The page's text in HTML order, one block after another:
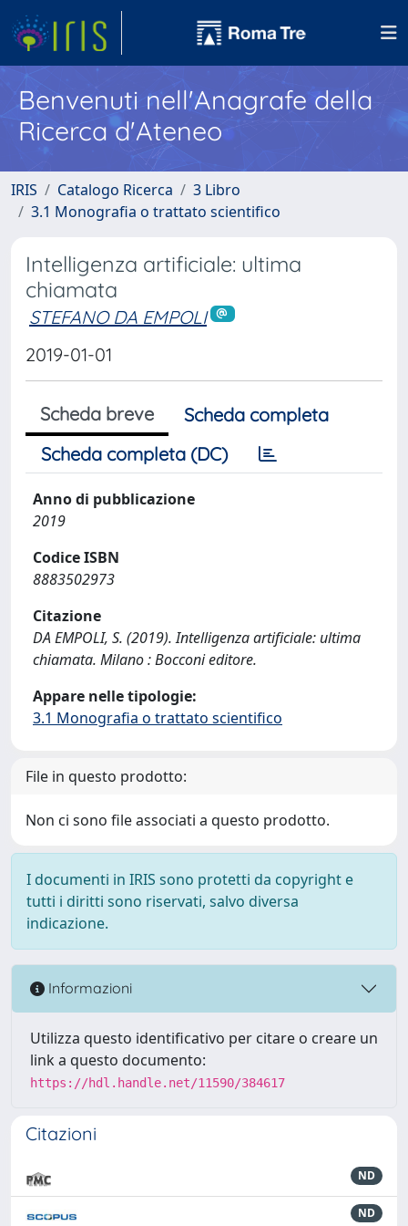
Benvenuti nell'Anagrafe della
Ricerca d'Ateneo
IRIS Catalogo Ricerca
3 Libro
3.1 Monografia o trattato scientifico
Intelligenza artificiale: ultima
chiamata
STEFANO DA EMPOLI
2019-01-01
Scheda breve
Scheda completa
Scheda completa (DC)
Anno di pubblicazione
2019
Codice ISBN
8883502973
Citazione
DA EMPOLI, S. (2019). Intelligenza artificiale: ultima
chiamata. Milano : Bocconi editore.
Appare nelle tipologie:
3.1 Monografia o trattato scientifico
File in questo prodotto:
Non ci sono file associati a questo prodotto.
I documenti in IRIS sono protetti da copyright e
tutti i diritti sono riservati, salvo diversa
indicazione.
Informazioni
Utilizza questo identificativo per citare o creare un
link a questo documento:
https://hdl.handle.net/11590/384617
Citazioni
ND
ND